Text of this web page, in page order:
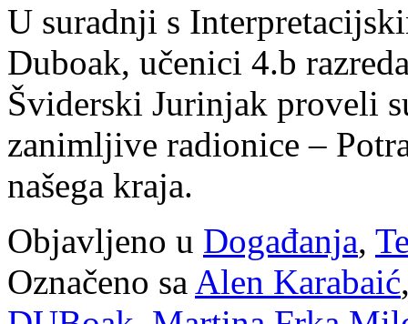
U suradnji s
Duboak, učenici 4.b
Šviderski Jurinjak proveli
zanimljive radionice –
našega kraja.
Objavljeno u Događanja,
Označeno sa Alen Karabaić